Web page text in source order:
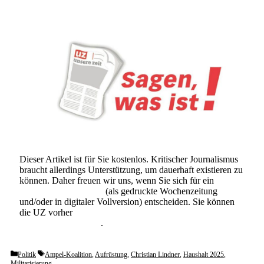
Dieser Artikel ist für Sie kostenlos. Kritischer Journalismus
braucht allerdings Unterstützung, um dauerhaft existieren zu
können. Daher freuen wir uns, wenn Sie sich für ein
(als gedruckte Wochenzeitung
und/oder in digitaler Vollversion) entscheiden. Sie können
die UZ vorher
.
Categories
Politik Tags
Ampel-Koalition,Aufrüstung, Christian Lindner, Haushalt 2025,